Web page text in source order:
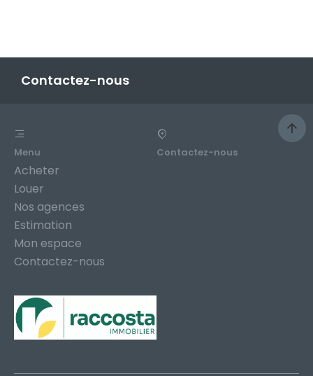
Contactez-nous
Menu
Acheter
Louer
Nos agences
Estimation
Mon espace
Contactez-nous
Contactez-nous